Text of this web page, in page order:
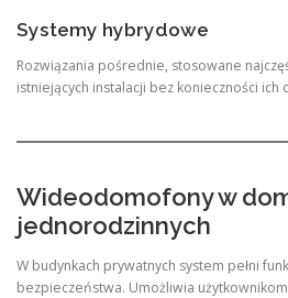
Systemy hybrydowe
Rozwiązania pośrednie, stosowane
istniejących instalacji bez konieczności ich
Wideodomofony w
jednorodzinnych
W budynkach prywatnych system pełni
bezpieczeństwa. Umożliwia